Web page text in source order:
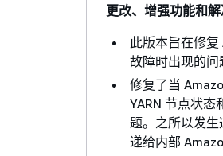
更改、增强功能和
此版本旨在修
故障时出现的问
修复了当
YARN 节点状态
题。之所以发
递给内部